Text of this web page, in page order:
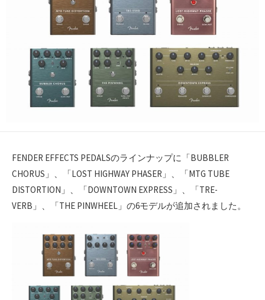
FENDER EFFECTS PEDALSのラインナップに「BUBBLER
CHORUS」、「LOST HIGHWAY PHASER」、「MTG TUBE
DISTORTION」、「DOWNTOWN EXPRESS」、「TRE-
VERB」、「THE PINWHEEL」の6モデルが追加されました。